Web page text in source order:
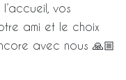
vos
ami et le choix
avec nous 🙏🏼